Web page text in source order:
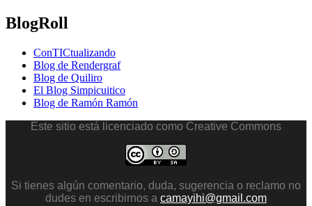
BlogRoll
ConTICtualizando
Blog de Rendergraf
Blog de Quiliro
El Blog Simpicuitico
Blog de Ramón Ramón
Este sitio está licenciado como Creative Commons
Si tienes algún comentario, duda, sugerencia o reclamo no
dudes en escribirnos a camayihi@gmail.com